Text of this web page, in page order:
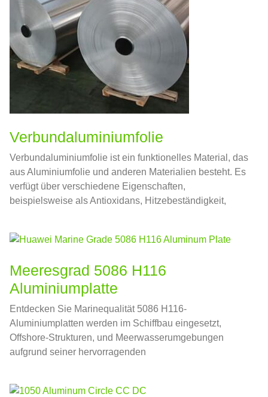
Verbundaluminiumfolie
Verbundaluminiumfolie ist ein funktionelles Material, das
aus Aluminiumfolie und anderen Materialien besteht. Es
verfügt über verschiedene Eigenschaften,
beispielsweise als Antioxidans, Hitzebeständigkeit,
Meeresgrad 5086 H116
Aluminiumplatte
Entdecken Sie Marinequalität 5086 H116-
Aluminiumplatten werden im Schiffbau eingesetzt,
Offshore-Strukturen, und Meerwasserumgebungen
aufgrund seiner hervorragenden